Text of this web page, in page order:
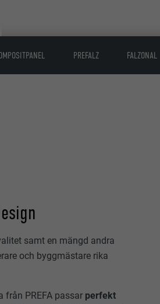
PREFALZ FALZONAL
samt en mängd andra
och byggmästare rika
PREFA passar perfekt